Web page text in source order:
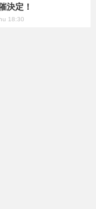
決定！
18:30